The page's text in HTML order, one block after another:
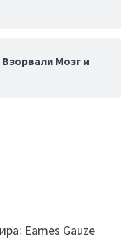
Мозг и
Eames Gauze